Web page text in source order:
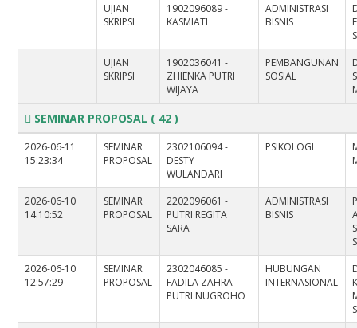
UJIAN
SKRIPSI
1902096089 -
KASMIATI
ADMINISTRASI
BISNIS
UJIAN
SKRIPSI
1902036041 -
ZHIENKA PUTRI
WIJAYA
PEMBANGUNAN
SOSIAL
SEMINAR PROPOSAL ( 42 )
2026-06-11
15:23:34
SEMINAR
PROPOSAL
2302106094 -
DESTY
WULANDARI
PSIKOLOGI
2026-06-10
14:10:52
SEMINAR
PROPOSAL
2202096061 -
PUTRI REGITA
SARA
ADMINISTRASI
BISNIS
2026-06-10
12:57:29
SEMINAR
PROPOSAL
2302046085 -
FADILA ZAHRA
PUTRI NUGROHO
HUBUNGAN
INTERNASIONAL